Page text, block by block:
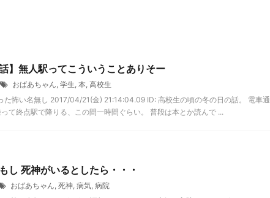
話】無人駅ってこういうことありそー
おばあちゃん 学生 本 高校生
た怖い名無し 2017/04/21(金) 21:14:04.09 ID: 高校生の頃の冬の日の話。 電車通
て終点駅で降りる、この間一時間ぐらい。 普段は本とか読んで ...
し 死神がいるとしたら・・・
おばあちゃん 死神 病気 病院